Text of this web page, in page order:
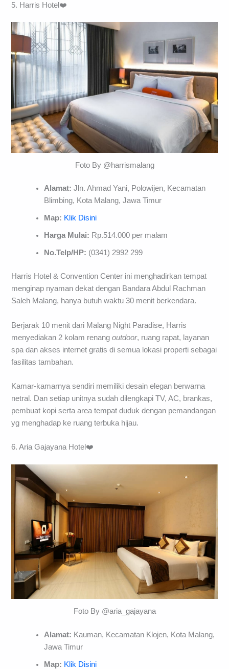
5. Harris Hotel❤️
Foto By @harrismalang
Alamat: Jln. Ahmad Yani, Polowijen, Kecamatan
Blimbing, Kota Malang, Jawa Timur
Map: Klik Disini
Harga Mulai: Rp.514.000 per malam
No.Telp/HP: (0341) 2992 299
Harris Hotel & Convention Center ini menghadirkan tempat
menginap nyaman dekat dengan Bandara Abdul Rachman
Saleh Malang, hanya butuh waktu 30 menit berkendara.
Berjarak 10 menit dari Malang Night Paradise, Harris
menyediakan 2 kolam renangoutdoor, ruang rapat, layanan
spa dan akses internet gratis di semua lokasi properti sebagai
fasilitas tambahan.
Kamar-kamarnya sendiri memiliki desain elegan berwarna
netral. Dan setiap unitnya sudah dilengkapi TV, AC, brankas,
pembuat kopi serta area tempat duduk dengan pemandangan
yg menghadap ke ruang terbuka hijau.
6. Aria Gajayana Hotel❤️
Foto By @aria_gajayana
Alamat: Kauman, Kecamatan Klojen, Kota Malang,
Jawa Timur
Map: Klik Disini